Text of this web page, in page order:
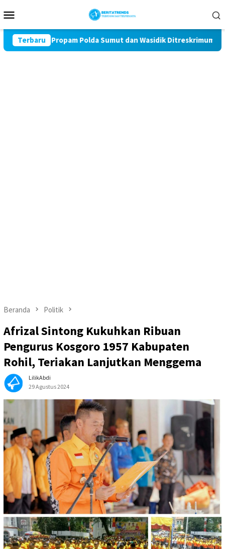
ke
Mobile
Terbaru
Propam Polda Sumut dan Wasidik Ditreskrimum Diduga
Beranda Politik
Afrizal Sintong Kukuhkan Ribuan
Pengurus Kosgoro 1957 Kabupaten
Rohil, Teriakan Lanjutkan Menggema
LilikAbdi
29 Agustus 2024